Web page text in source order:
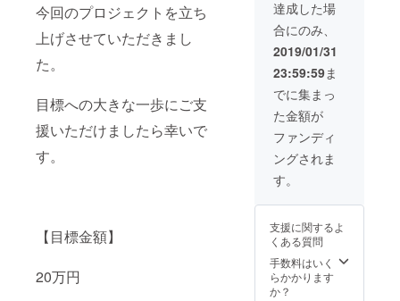
今回のプロジェクトを立ち
上げさせていただきまし
た。
目標への大きな一歩にご支
援いただけましたら幸いで
す。
【目標金額】
20万円
ント ※これまで
撮影してきた
URPのライブ映
像を厳選、ご支
援者様ひとりひ
とりへ向けたビ
デオメッセージ
を加えて収録し
た完全限定版と
なります 7.URP
レッスンにご招
待。あなたのた
めだけに30分ミ
どはメッセージ
にてご相談の上
決定）
ご負担下さい。
5.ミュージック
ビデオ撮影後の
打ち上げにご招
3月中旬※ご指定
できません。ご
了承下さい。）
※交通費はご自身
でご負担下さ
い。
6.UnRealProjec
tスペシャルライ
ブDVDをプレゼ
ント ※これまで
撮影してきた
URPのライブ映
像を厳選、ご支
援者様ひとりひ
とりへ向けたビ
デオメッセージ
達成した場
合にのみ、
2019/01/31
23:59:59ま
でに集まっ
た金額が
ファンディ
ングされま
す。
支援に関するよ
くある質問
手数料はいく
らかかります
か？